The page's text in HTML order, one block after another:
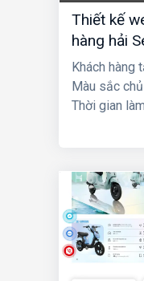
Thiết kế
hàng hải
Khách hàng
Màu sắc
Thời gian